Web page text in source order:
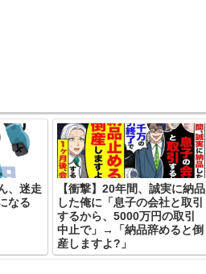
、迷走
なる
【衝撃】20年間、誠実に納品
した俺に「息子の会社と取引
するから、5000万円の取引
中止で」→「納品辞めると倒
産しますよ?」